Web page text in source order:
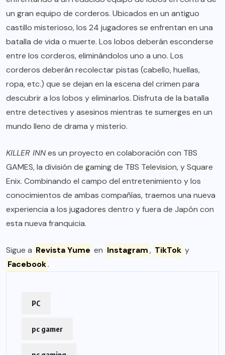
un gran equipo de corderos. Ubicados en un antiguo
castillo misterioso, los 24 jugadores se enfrentan en una
batalla de vida o muerte. Los lobos deberán esconderse
entre los corderos, eliminándolos uno a uno. Los
corderos deberán recolectar pistas (cabello, huellas,
ropa, etc.) que se dejan en la escena del crimen para
descubrir a los lobos y eliminarlos. Disfruta de la batalla
entre detectives y asesinos mientras te sumerges en un
mundo lleno de drama y misterio.
KILLER INNes un proyecto en colaboración con TBS
GAMES, la división de gaming de TBS Television, y Square
Enix. Combinando el campo del entretenimiento y los
conocimientos de ambas compañías, traemos una nueva
experiencia a los jugadores dentro y fuera de Japón con
esta nueva franquicia.
Sigue a Revista Yume en Instagram, TikTok y
Facebook.
PC
pc gamer